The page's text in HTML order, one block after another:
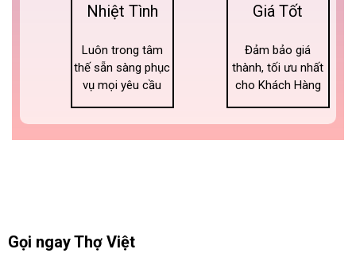
Nhiệt Tình
Luôn trong tâm
thế sẵn sàng phục
vụ mọi yêu cầu
Giá Tốt
Đảm bảo giá
thành, tối ưu nhất
cho Khách Hàng
Gọi ngay Thợ Việt